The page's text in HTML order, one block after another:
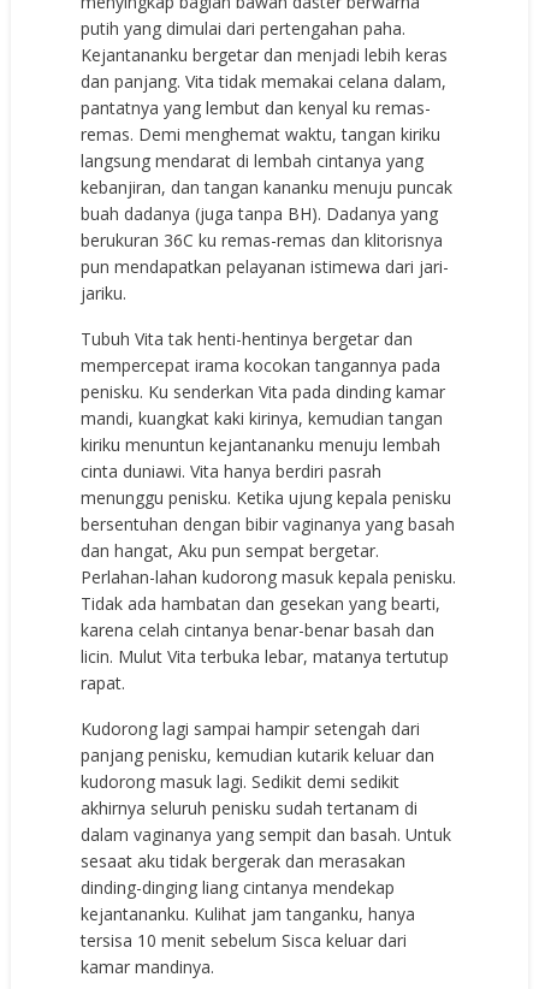
putih yang dimulai dari pertengahan paha.
Kejantananku bergetar dan menjadi lebih keras
dan panjang. Vita tidak memakai celana dalam,
pantatnya yang lembut dan kenyal ku remas-
remas. Demi menghemat waktu, tangan kiriku
langsung mendarat di lembah cintanya yang
kebanjiran, dan tangan kananku menuju puncak
buah dadanya (juga tanpa BH). Dadanya yang
berukuran 36C ku remas-remas dan klitorisnya
pun mendapatkan pelayanan istimewa dari jari-
jariku.
Tubuh Vita tak henti-hentinya bergetar dan
mempercepat irama kocokan tangannya pada
penisku. Ku senderkan Vita pada dinding kamar
mandi, kuangkat kaki kirinya, kemudian tangan
kiriku menuntun kejantananku menuju lembah
cinta duniawi. Vita hanya berdiri pasrah
menunggu penisku. Ketika ujung kepala penisku
bersentuhan dengan bibir vaginanya yang basah
dan hangat, Aku pun sempat bergetar.
Perlahan-lahan kudorong masuk kepala penisku.
Tidak ada hambatan dan gesekan yang bearti,
karena celah cintanya benar-benar basah dan
licin. Mulut Vita terbuka lebar, matanya tertutup
rapat.
Kudorong lagi sampai hampir setengah dari
panjang penisku, kemudian kutarik keluar dan
kudorong masuk lagi. Sedikit demi sedikit
akhirnya seluruh penisku sudah tertanam di
dalam vaginanya yang sempit dan basah. Untuk
sesaat aku tidak bergerak dan merasakan
dinding-dinging liang cintanya mendekap
kejantananku. Kulihat jam tanganku, hanya
tersisa 10 menit sebelum Sisca keluar dari
kamar mandinya.